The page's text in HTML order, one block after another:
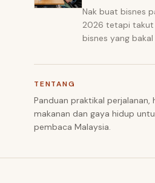
Nak buat bisnes
2026 tetapi takut
bisnes yang
yang bijak.
TENTANG
Panduan praktikal perjalanan,
makanan dan gaya hidup
pembaca Malaysia.